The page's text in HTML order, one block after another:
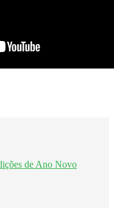
de Ano Novo